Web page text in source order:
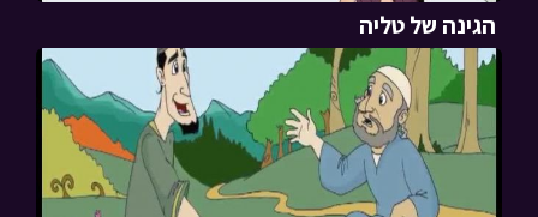
הגינה של טליה